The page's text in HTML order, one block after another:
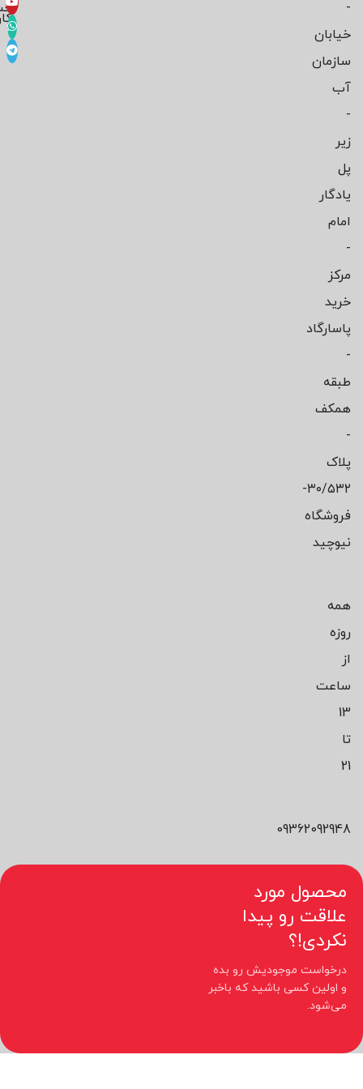
-
خیابان
سازمان
آب
-
زیر
پل
یادگار
امام
-
مرکز
خرید
پاسارگاد
-
طبقه
همکف
-
پلاک
۳۰/۵۳۲-
فروشگاه
نیوچید
همه
روزه
از
ساعت
13
تا
21
09362092948
محصول مورد
علاقت رو پیدا
نکردی!؟
درخواست موجودیش رو بده
و اولین کسی باشید که باخبر
می‌شود.